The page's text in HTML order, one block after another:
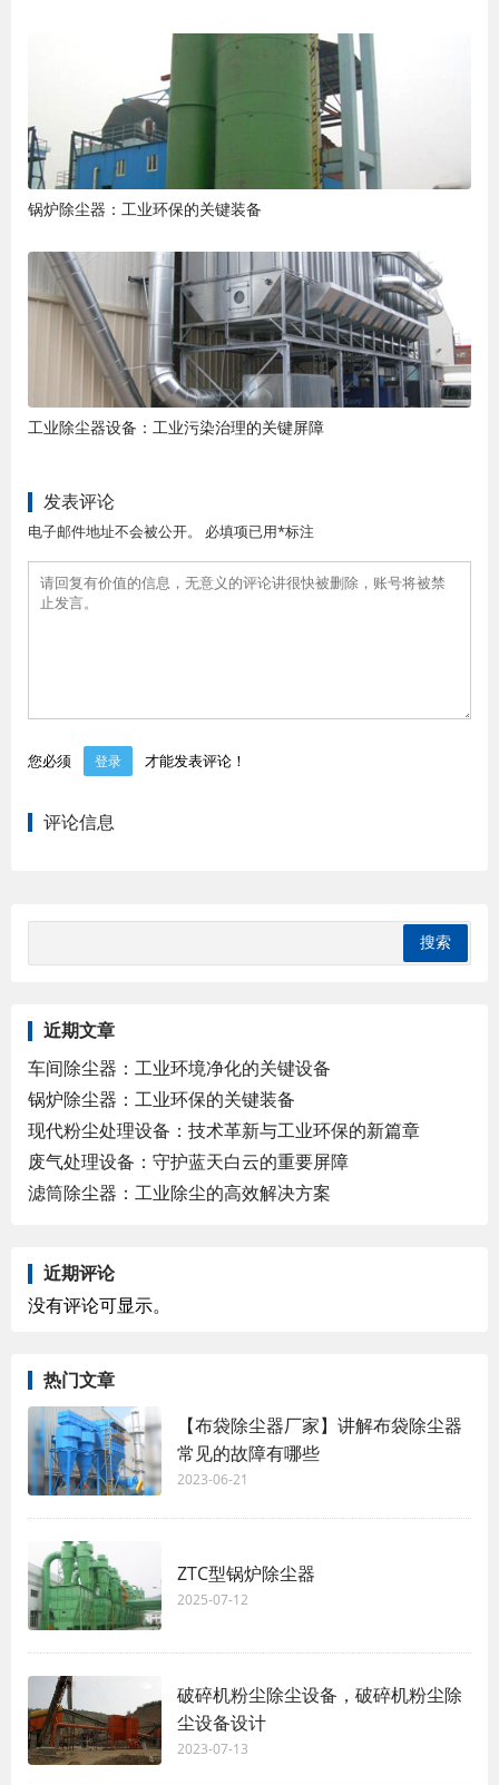
锅炉除尘器：工业环保的关键装备
工业除尘器设备：工业污染治理的关键屏障
发表评论
电子邮件地址不会被公开。 必填项已用*标注
您必须 登录 才能发表评论！
评论信息
近期文章
车间除尘器：工业环境净化的关键设备
锅炉除尘器：工业环保的关键装备
现代粉尘处理设备：技术革新与工业环保的新篇章
废气处理设备：守护蓝天白云的重要屏障
滤筒除尘器：工业除尘的高效解决方案
近期评论
没有评论可显示。
热门文章
【布袋除尘器厂家】讲解布袋除尘器
常见的故障有哪些
2023-06-21
ZTC型锅炉除尘器
2025-07-12
破碎机粉尘除尘设备，破碎机粉尘除
尘设备设计
2023-07-13